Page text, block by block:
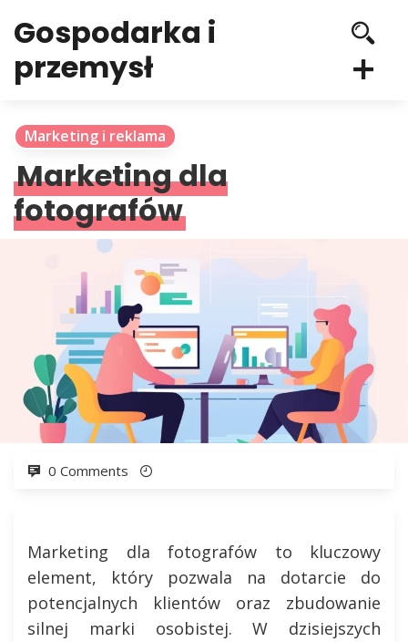
Gospodarka i
przemysł
Marketing i reklama
Marketing dla
fotografów
0 Comments
Marketing dla fotografów to kluczowy
element, który pozwala na dotarcie do
potencjalnych klientów oraz zbudowanie
silnej marki osobistej. W dzisiejszych